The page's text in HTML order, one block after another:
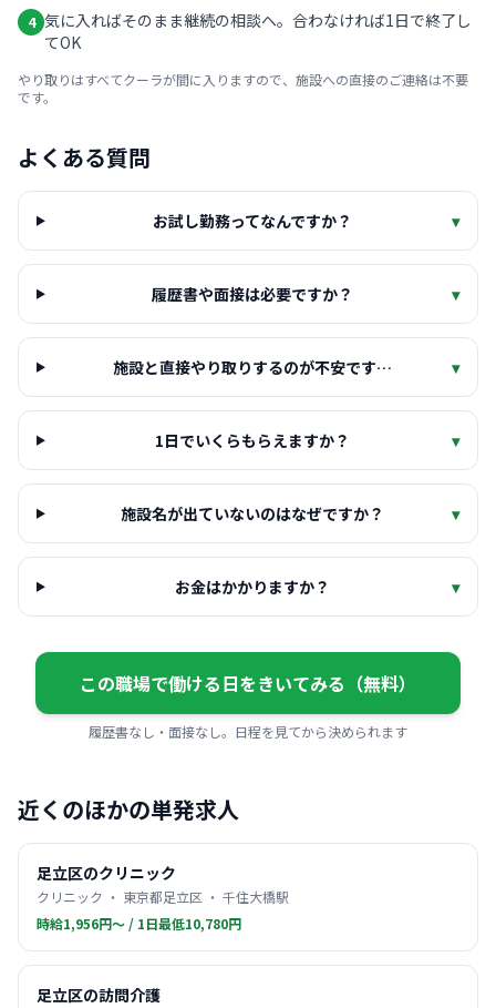
4 気に入ればそのまま継続の相談へ。合わなければ1日で終了し
てOK
やり取りはすべてクーラが間に入りますので、施設への直接のご連絡は不要
です。
よくある質問
お試し勤務ってなんですか？ ▾
履歴書や面接は必要ですか？ ▾
施設と直接やり取りするのが不安です… ▾
1日でいくらもらえますか？ ▾
施設名が出ていないのはなぜですか？ ▾
お金はかかりますか？ ▾
この職場で働ける日をきいてみる（無料）
履歴書なし・面接なし。日程を見てから決められます
近くのほかの単発求人
足立区のクリニック
クリニック ・ 東京都足立区 ・ 千住大橋駅
時給1,956円〜 / 1日最低10,780円
足立区の訪問介護